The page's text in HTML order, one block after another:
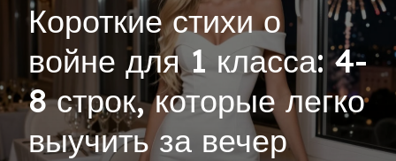
Короткие стихи о
войне для 1 класса: 4-
8 строк, которые легко
выучить за вечер